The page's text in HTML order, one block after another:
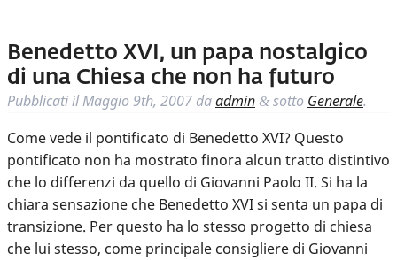
Benedetto XVI, un papa nostalgico
di una Chiesa che non ha futuro
Pubblicati ilMaggio 9th, 2007 daadmin & sotto Generale.
Come vede il pontificato di Benedetto XVI? Questo
pontificato non ha mostrato finora alcun tratto distintivo
che lo differenzi da quello di Giovanni Paolo II. Si ha la
chiara sensazione che Benedetto XVI si senta un papa di
transizione. Per questo ha lo stesso progetto di chiesa
che lui stesso, come principale consigliere di Giovanni